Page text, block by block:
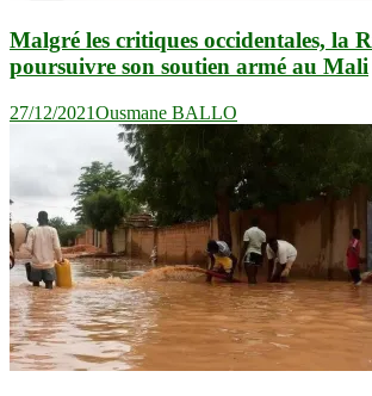
Malgré les critiques occidentales, la
poursuivre son soutien armé au Mali
27/12/2021Ousmane BALLO